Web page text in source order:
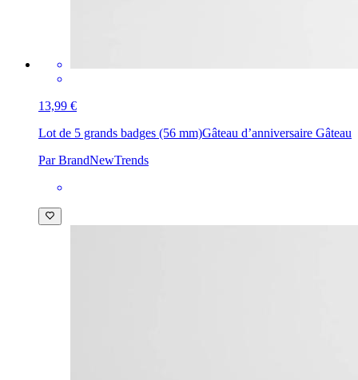
13,99 €
Lot de 5 grands badges (56 mm)Gâteau d’anniversaire Gâteau
Par BrandNewTrends